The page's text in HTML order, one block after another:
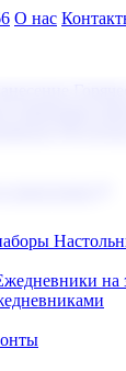
О нас
на